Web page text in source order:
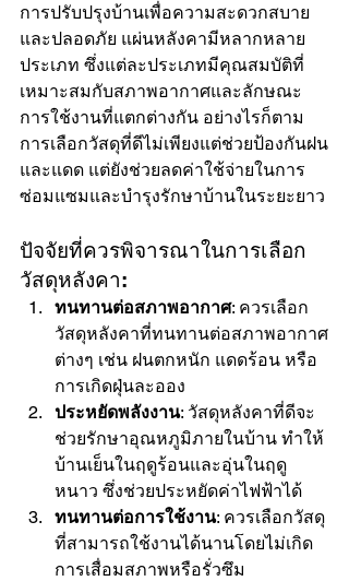
การปรับปรุงบ้านเพื่อความสะดวกสบาย
และปลอดภัย แผ่นหลังคามีหลากหลาย
ประเภท ซึ่งแต่ละประเภทมีคุณสมบัติที่
เหมาะสมกับสภาพอากาศและลักษณะ
การใช้งานที่แตกต่างกัน อย่างไรก็ตาม
การเลือกวัสดุที่ดีไม่เพียงแต่ช่วยป้องกันฝน
และแดด แต่ยังช่วยลดค่าใช้จ่ายในการ
ซ่อมแซมและบำรุงรักษาบ้านในระยะยาว
ปัจจัยที่ควรพิจารณาในการเลือก
วัสดุหลังคา:
ทนทานต่อสภาพอากาศ: ควรเลือก
วัสดุหลังคาที่ทนทานต่อสภาพอากาศ
ต่างๆ เช่น ฝนตกหนัก แดดร้อน หรือ
การเกิดฝุ่นละออง
ประหยัดพลังงาน: วัสดุหลังคาที่ดีจะ
ช่วยรักษาอุณหภูมิภายในบ้าน ทำให้
บ้านเย็นในฤดูร้อนและอุ่นในฤดู
หนาว ซึ่งช่วยประหยัดค่าไฟฟ้าได้
ทนทานต่อการใช้งาน: ควรเลือกวัสดุ
ที่สามารถใช้งานได้นานโดยไม่เกิด
การเสื่อมสภาพหรือรั่วซึม